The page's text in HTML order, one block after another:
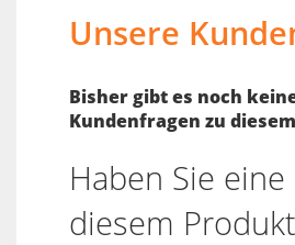
Unsere
Bisher gibt es noch
Kundenfragen zu
Haben Sie eine
diesem